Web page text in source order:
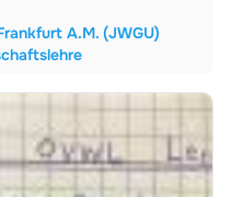
A.M. (JWGU)